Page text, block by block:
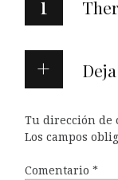
Tu dirección de
Los campos
Comentario *